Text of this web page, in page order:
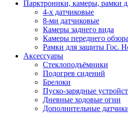
Парктроники, камеры, рамки
4-х датчиковые
8-ми датчиковые
Камеры заднего вида
Камеры переднего обзора
Рамки для защиты Гос.
Аксессуары
Стеклоподъёмники
Подогрев сидений
Брелоки
Пуско-зарядные
Дневные ходовые огни
Дополнительные